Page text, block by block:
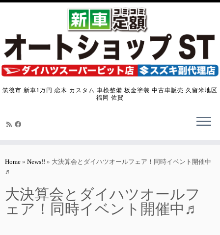
content
筑後市 新車1万円 恋木 カスタム 車検整備 板金塗装 中古車販売 久留米地区
福岡 佐賀
Home » News!! » 大決算会とダイハツオールフェア！同時イベント開催中
♬
大決算会とダイハツオールフ
ェア！同時イベント開催中♬